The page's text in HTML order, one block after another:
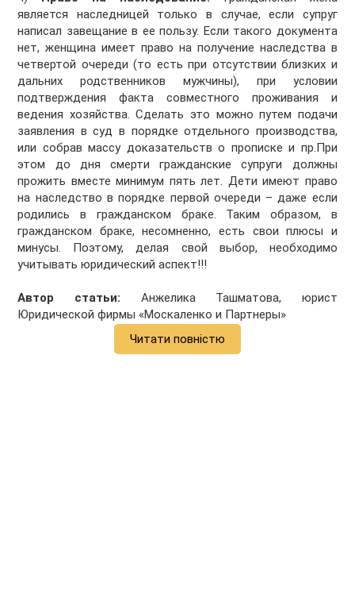
является наследницей только в случае, если супруг
написал завещание в ее пользу. Если такого документа
нет, женщина имеет право на получение наследства в
четвертой очереди (то есть при отсутствии близких и
дальних родственников мужчины), при условии
подтверждения факта совместного проживания и
ведения хозяйства. Сделать это можно путем подачи
заявления в суд в порядке отдельного производства,
или собрав массу доказательств о прописке и пр.При
этом до дня смерти гражданские супруги должны
прожить вместе минимум пять лет. Дети имеют право
на наследство в порядке первой очереди – даже если
родились в гражданском браке. Таким образом, в
гражданском браке, несомненно, есть свои плюсы и
минусы. Поэтому, делая свой выбор, необходимо
учитывать юридический аспект!!!
Автор статьи: Анжелика Ташматова, юрист
Юридической фирмы «Москаленко и Партнеры»
Читати повністю